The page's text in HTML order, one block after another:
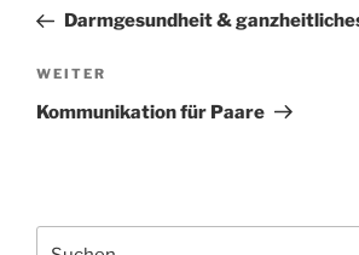
Beitrag
Darmgesundheit &
Nächster
Beitrag
WEITER
Kommunikation für Paare